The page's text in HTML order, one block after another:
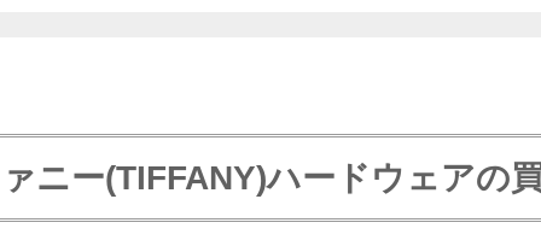
ニー(TIFFANY)ハードウェアの